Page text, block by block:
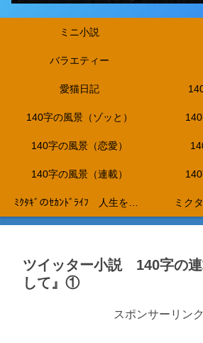
ミニ小説
バラエティー
愛猫日記
140字の風景（ゾッと）
140字の風景（恋愛）
140字の風景（連載）
ミク
ツイッター小説 140字の連
して』①
スポンサーリンク